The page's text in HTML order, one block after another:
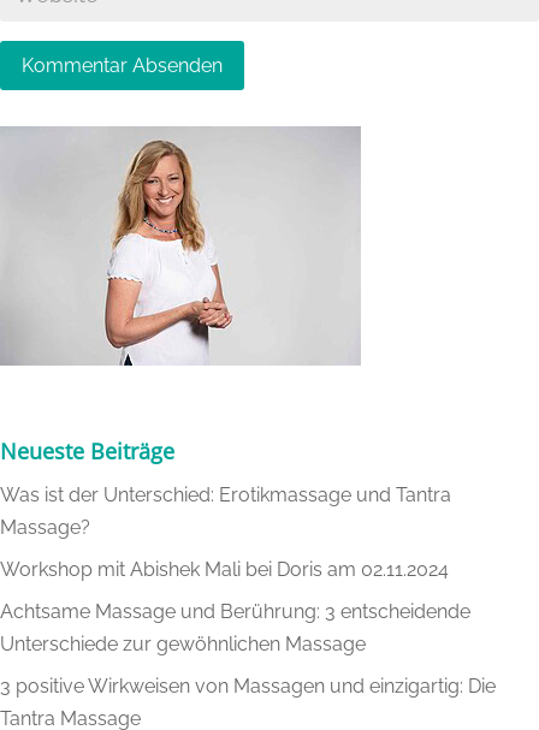
Kommentar Absenden
Neueste Beiträge
Was ist der Unterschied: Erotikmassage und Tantra
Massage?
Workshop mit Abishek Mali bei Doris am 02.11.2024
Achtsame Massage und Berührung: 3 entscheidende
Unterschiede zur gewöhnlichen Massage
3 positive Wirkweisen von Massagen und einzigartig: Die
Tantra Massage